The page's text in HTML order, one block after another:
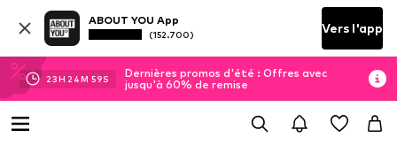
ABOUT YOU App
(152.700) Vers l'app
23H 24M 58S
Dernières promos d'été : Offres avec
jusqu'à 60% de remise